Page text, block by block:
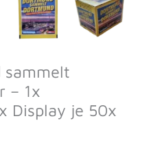
sammelt
– 1x
Display je 50x